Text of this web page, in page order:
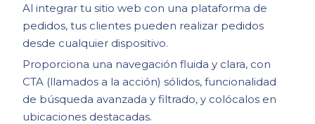
Al integrar tu sitio web con una plataforma de
pedidos, tus clientes pueden realizar pedidos
desde cualquier dispositivo.
Proporciona una navegación fluida y clara, con
CTA (llamados a la acción) sólidos, funcionalidad
de búsqueda avanzada y filtrado, y colócalos en
ubicaciones destacadas.